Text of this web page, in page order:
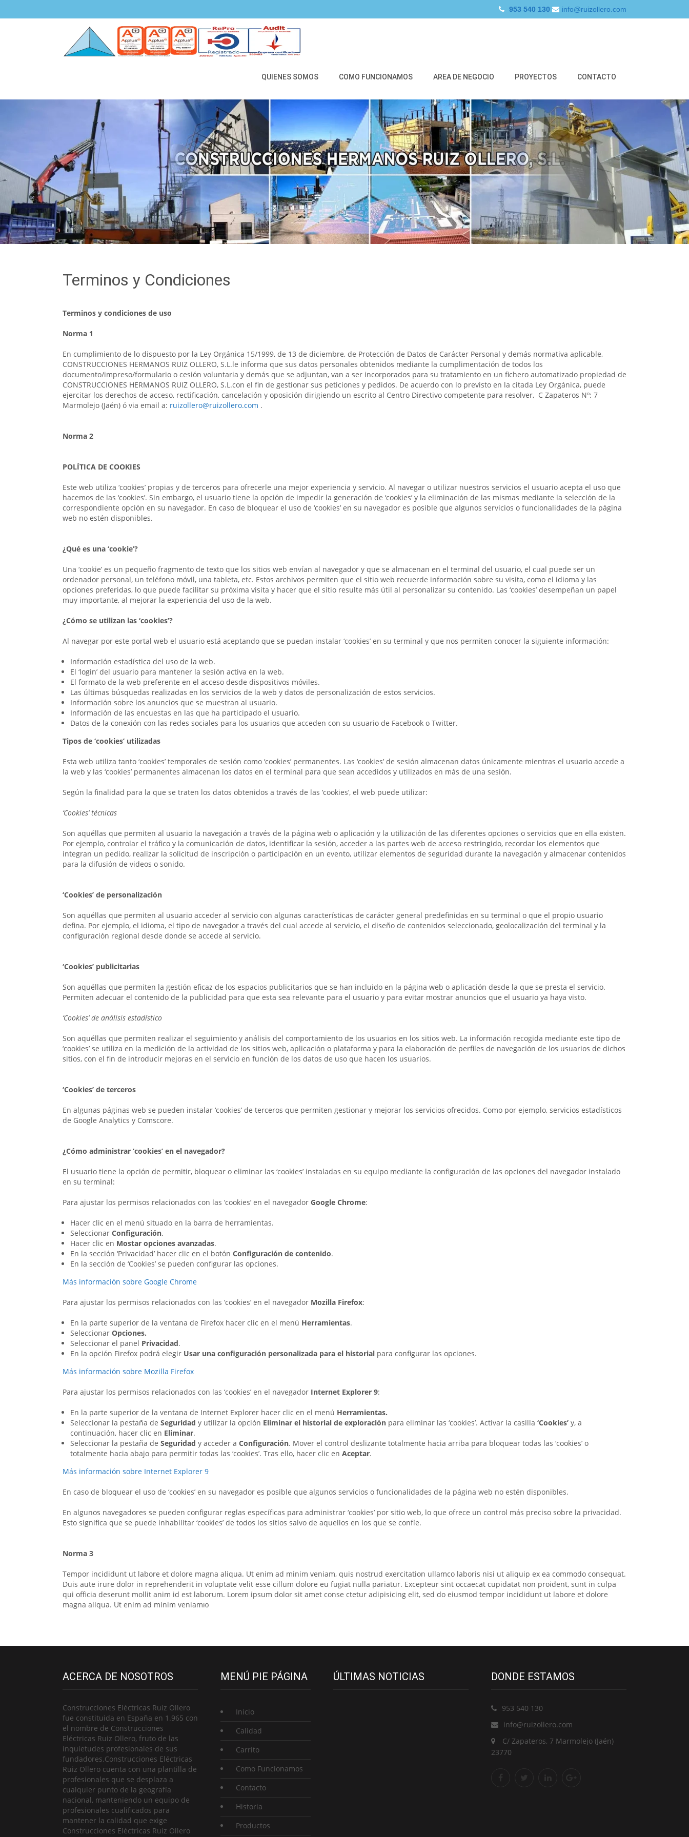
953 540 130 info@ruizollero.com
QUIENES SOMOS COMO FUNCIONAMOS AREA DE NEGOCIO PROYECTOS CONTACTO
Terminos y Condiciones
Terminos y condiciones de uso
Norma 1
En cumplimiento de lo dispuesto por la Ley Orgánica 15/1999, de 13 de diciembre, de Protección de Datos de Carácter Personal y demás normativa aplicable,
CONSTRUCCIONES HERMANOS RUIZ OLLERO, S.L.le informa que sus datos personales obtenidos mediante la cumplimentación de todos los
documento/impreso/formulario o cesión voluntaria y demás que se adjuntan, van a ser incorporados para su tratamiento en un fichero automatizado propiedad de
CONSTRUCCIONES HERMANOS RUIZ OLLERO, S.L.con el fin de gestionar sus peticiones y pedidos. De acuerdo con lo previsto en la citada Ley Orgánica, puede
ejercitar los derechos de acceso, rectificación, cancelación y oposición dirigiendo un escrito al Centro Directivo competente para resolver, C Zapateros Nº: 7
Marmolejo (Jaén) ó via email a: ruizollero@ruizollero.com .
Norma 2
POLÍTICA DE COOKIES
Este web utiliza ‘cookies’ propias y de terceros para ofrecerle una mejor experiencia y servicio. Al navegar o utilizar nuestros servicios el usuario acepta el uso que
hacemos de las ‘cookies’. Sin embargo, el usuario tiene la opción de impedir la generación de ‘cookies’ y la eliminación de las mismas mediante la selección de la
correspondiente opción en su navegador. En caso de bloquear el uso de ‘cookies’ en su navegador es posible que algunos servicios o funcionalidades de la página
web no estén disponibles.
¿Qué es una ‘cookie’?
Una ‘cookie’ es un pequeño fragmento de texto que los sitios web envían al navegador y que se almacenan en el terminal del usuario, el cual puede ser un
ordenador personal, un teléfono móvil, una tableta, etc. Estos archivos permiten que el sitio web recuerde información sobre su visita, como el idioma y las
opciones preferidas, lo que puede facilitar su próxima visita y hacer que el sitio resulte más útil al personalizar su contenido. Las ‘cookies’ desempeñan un papel
muy importante, al mejorar la experiencia del uso de la web.
¿Cómo se utilizan las ‘cookies’?
Al navegar por este portal web el usuario está aceptando que se puedan instalar ‘cookies’ en su terminal y que nos permiten conocer la siguiente información:
Información estadística del uso de la web.
El ‘login’ del usuario para mantener la sesión activa en la web.
El formato de la web preferente en el acceso desde dispositivos móviles.
Las últimas búsquedas realizadas en los servicios de la web y datos de personalización de estos servicios.
Información sobre los anuncios que se muestran al usuario.
Información de las encuestas en las que ha participado el usuario.
Datos de la conexión con las redes sociales para los usuarios que acceden con su usuario de Facebook o Twitter.
Tipos de ‘cookies’ utilizadas
Esta web utiliza tanto ‘cookies’ temporales de sesión como ‘cookies’ permanentes. Las ‘cookies’ de sesión almacenan datos únicamente mientras el usuario accede a
la web y las ‘cookies’ permanentes almacenan los datos en el terminal para que sean accedidos y utilizados en más de una sesión.
Según la finalidad para la que se traten los datos obtenidos a través de las ‘cookies’, el web puede utilizar:
‘Cookies’ técnicas
Son aquéllas que permiten al usuario la navegación a través de la página web o aplicación y la utilización de las diferentes opciones o servicios que en ella existen.
Por ejemplo, controlar el tráfico y la comunicación de datos, identificar la sesión, acceder a las partes web de acceso restringido, recordar los elementos que
integran un pedido, realizar la solicitud de inscripción o participación en un evento, utilizar elementos de seguridad durante la navegación y almacenar contenidos
para la difusión de videos o sonido.
‘Cookies’ de personalización
Son aquéllas que permiten al usuario acceder al servicio con algunas características de carácter general predefinidas en su terminal o que el propio usuario
defina. Por ejemplo, el idioma, el tipo de navegador a través del cual accede al servicio, el diseño de contenidos seleccionado, geolocalización del terminal y la
configuración regional desde donde se accede al servicio.
‘Cookies’ publicitarias
Son aquéllas que permiten la gestión eficaz de los espacios publicitarios que se han incluido en la página web o aplicación desde la que se presta el servicio.
Permiten adecuar el contenido de la publicidad para que esta sea relevante para el usuario y para evitar mostrar anuncios que el usuario ya haya visto.
‘Cookies’ de análisis estadístico
Son aquéllas que permiten realizar el seguimiento y análisis del comportamiento de los usuarios en los sitios web. La información recogida mediante este tipo de
‘cookies’ se utiliza en la medición de la actividad de los sitios web, aplicación o plataforma y para la elaboración de perfiles de navegación de los usuarios de dichos
sitios, con el fin de introducir mejoras en el servicio en función de los datos de uso que hacen los usuarios.
‘Cookies’ de terceros
En algunas páginas web se pueden instalar ‘cookies’ de terceros que permiten gestionar y mejorar los servicios ofrecidos. Como por ejemplo, servicios estadísticos
de Google Analytics y Comscore.
¿Cómo administrar ‘cookies’ en el navegador?
El usuario tiene la opción de permitir, bloquear o eliminar las ‘cookies’ instaladas en su equipo mediante la configuración de las opciones del navegador instalado
en su terminal:
Para ajustar los permisos relacionados con las ‘cookies’ en el navegador Google Chrome:
Hacer clic en el menú situado en la barra de herramientas.
Seleccionar Configuración.
Hacer clic en Mostar opciones avanzadas.
En la sección ‘Privacidad’ hacer clic en el botón Configuración de contenido.
En la sección de ‘Cookies’ se pueden configurar las opciones.
Más información sobre Google Chrome
Para ajustar los permisos relacionados con las ‘cookies’ en el navegador Mozilla Firefox:
En la parte superior de la ventana de Firefox hacer clic en el menú Herramientas.
Seleccionar Opciones.
Seleccionar el panel Privacidad.
En la opción Firefox podrá elegir Usar una configuración personalizada para el historial para configurar las opciones.
Más información sobre Mozilla Firefox
Para ajustar los permisos relacionados con las ‘cookies’ en el navegador Internet Explorer 9:
En la parte superior de la ventana de Internet Explorer hacer clic en el menú Herramientas.
Seleccionar la pestaña de Seguridad y utilizar la opción Eliminar el historial de exploración para eliminar las ‘cookies’. Activar la casilla ‘Cookies’ y, a
continuación, hacer clic en Eliminar.
Seleccionar la pestaña de Seguridad y acceder a Configuración. Mover el control deslizante totalmente hacia arriba para bloquear todas las ‘cookies’ o
totalmente hacia abajo para permitir todas las ‘cookies’. Tras ello, hacer clic en Aceptar.
Más información sobre Internet Explorer 9
En caso de bloquear el uso de ‘cookies’ en su navegador es posible que algunos servicios o funcionalidades de la página web no estén disponibles.
En algunos navegadores se pueden configurar reglas específicas para administrar ‘cookies’ por sitio web, lo que ofrece un control más preciso sobre la privacidad.
Esto significa que se puede inhabilitar ‘cookies’ de todos los sitios salvo de aquellos en los que se confíe.
Norma 3
Tempor incididunt ut labore et dolore magna aliqua. Ut enim ad minim veniam, quis nostrud exercitation ullamco laboris nisi ut aliquip ex ea commodo consequat.
Duis aute irure dolor in reprehenderit in voluptate velit esse cillum dolore eu fugiat nulla pariatur. Excepteur sint occaecat cupidatat non proident, sunt in culpa
qui officia deserunt mollit anim id est laborum. Lorem ipsum dolor sit amet conse ctetur adipisicing elit, sed do eiusmod tempor incididunt ut labore et dolore
magna aliqua. Ut enim ad minim veniamю
ACERCA DE NOSOTROS
Construcciones Eléctricas Ruiz Ollero
fue constituida en España en 1.965 con
el nombre de Construcciones
Eléctricas Ruiz Ollero, fruto de las
inquietudes profesionales de sus
fundadores.Construcciones Eléctricas
Ruiz Ollero cuenta con una plantilla de
profesionales que se desplaza a
cualquier punto de la geografía
nacional, manteniendo un equipo de
profesionales cualificados para
mantener la calidad que exige
Construcciones Eléctricas Ruiz Ollero
MENÚ PIE PÁGINA
Inicio
Calidad
Carrito
Como Funcionamos
Contacto
Historia
Productos
ÚLTIMAS NOTICIAS DONDE ESTAMOS
953 540 130
info@ruizollero.com
C/ Zapateros, 7 Marmolejo (Jaén)
23770